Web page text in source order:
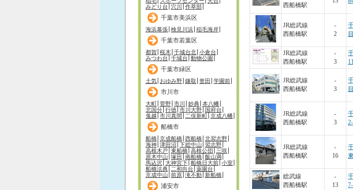
みどり台 穴川 作草部
千葉市美浜区
海浜幕張 検見川浜 稲毛海岸
千葉市若葉区
都賀 桜木 千城台北 小倉台
みつわ台 千城台 動物公園
千葉市緑区
土気 おゆみ野 鎌取 誉田 学園前
市川市
大町 菅野 市川 妙典 本八幡
北国分 行徳 市川大野
国府台
鬼越 市川真間 二俣新町 京成八幡
船橋市
船橋 京成船橋 西船橋 北習志野
海神 津田沼 下総中山 習志野
高根木戸 東船橋 高根公団
三咲
原木中山 塚田 南船橋 飯山満
馬込沢 大神宮下 船橋日大前 小室
船橋法典 二和向台 薬園台
京成中山 前原 滝不動 新船橋
浦安市
西船橋駅
JR総武線
西船橋駅
-
2
目
JR総武線
西船橋駅
-
3
JR総武線
西船橋駅
-
3
目
JR総武線
西船橋駅
-
3
JR総武線
西船橋駅
-
16
総武線
西船橋駅
-
13